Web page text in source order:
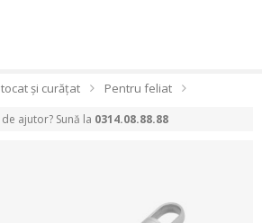
și curățat Pentru feliat
ajutor? Sună la 0314.08.88.88